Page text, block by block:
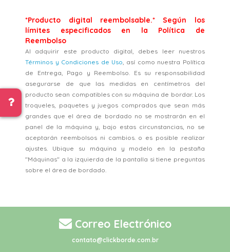
*Producto digital reembolsable.* Según los
límites especificados en la Política de
Reembolso
Al adquirir este producto digital, debes leer nuestros
Términos y Condiciones de Uso, así como nuestra Política
de Entrega, Pago y Reembolso. Es su responsabilidad
asegurarse de que las medidas en centímetros del
producto sean compatibles con su máquina de bordar. Los
troqueles, paquetes y juegos comprados que sean más
grandes que el área de bordado no se mostrarán en el
panel de la máquina y, bajo estas circunstancias, no se
aceptarán reembolsos ni cambios. o es posible realizar
ajustes. Ubique su máquina y modelo en la pestaña
"Máquinas" a la izquierda de la pantalla si tiene preguntas
sobre el área de bordado.
Correo Electrónico
contato@clickborde.com.br